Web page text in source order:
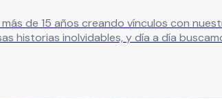
de 15 años creando vínculos con